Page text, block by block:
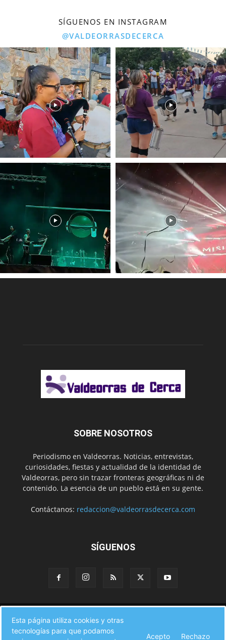
SÍGUENOS EN INSTAGRAM
@VALDEORRASDECERCA
SOBRE NOSOTROS
Periodismo en Valdeorras. Noticias, entrevistas,
curiosidades, fiestas y actualidad de la identidad de
Valdeorras, pero sin trazar fronteras geográficas ni de
contenido. La esencia de un pueblo está en su gente.
Contáctanos: redaccion@valdeorrasdecerca.com
SÍGUENOS
A pie de calle
Fiestas Eventos Cultura
CAMINO DE INVIERNO
Agenda Comercial Sucesos Contacto
Esta página utiliza cookies y otras
tecnologías para que podamos
Acepto Rechazo